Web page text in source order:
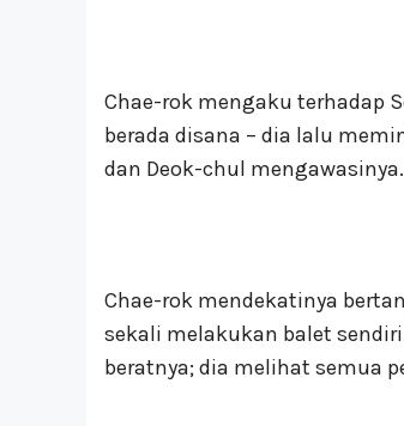
Chae-rok mengaku terhadap
berada disana – dia lalu
dan Deok-chul mengawasinya.
Chae-rok mendekatinya
sekali melakukan balet
beratnya; dia melihat semua